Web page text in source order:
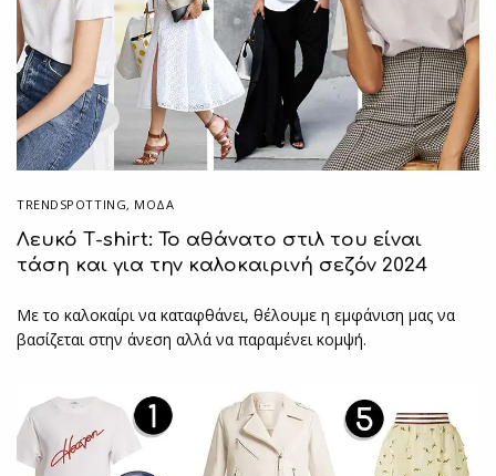
TRENDSPOTTING, ΜΟΔΑ
Λευκό Τ-shirt: Το αθάνατο στιλ του είναι
τάση και για την καλοκαιρινή σεζόν 2024
Με το καλοκαίρι να καταφθάνει, θέλουμε η εμφάνιση μας να
βασίζεται στην άνεση αλλά να παραμένει κομψή.